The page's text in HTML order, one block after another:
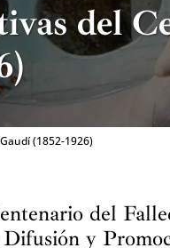
del
(1852-1926)
del
y